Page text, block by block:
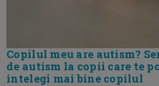
Copilul meu are autism?
de autism la copii care te
intelegi mai bine copilul